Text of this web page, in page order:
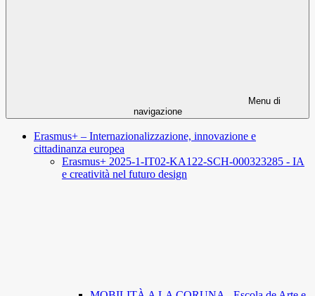
Menu di
navigazione
Erasmus+ – Internazionalizzazione, innovazione e
cittadinanza europea
Erasmus+ 2025-1-IT02-KA122-SCH-000323285 - IA
e creatività nel futuro design